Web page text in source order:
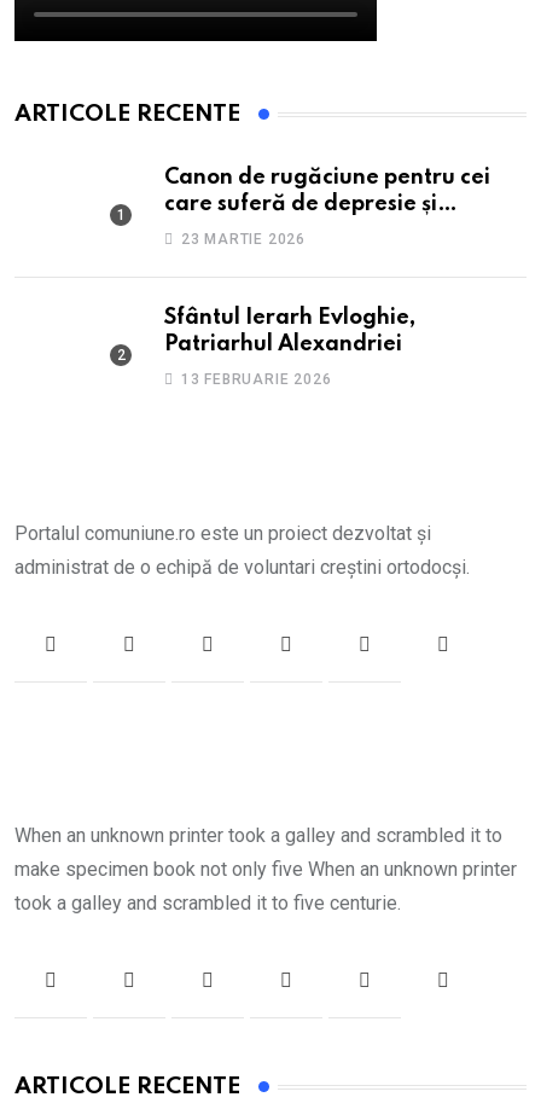
ARTICOLE RECENTE
Canon de rugăciune pentru cei
care suferă de depresie și
anxietate
23 MARTIE 2026
Sfântul Ierarh Evloghie,
Patriarhul Alexandriei
13 FEBRUARIE 2026
Portalul comuniune.ro este un proiect dezvoltat și
administrat de o echipă de voluntari creștini ortodocși.
When an unknown printer took a galley and scrambled it to
make specimen book not only five When an unknown printer
took a galley and scrambled it to five centurie.
ARTICOLE RECENTE